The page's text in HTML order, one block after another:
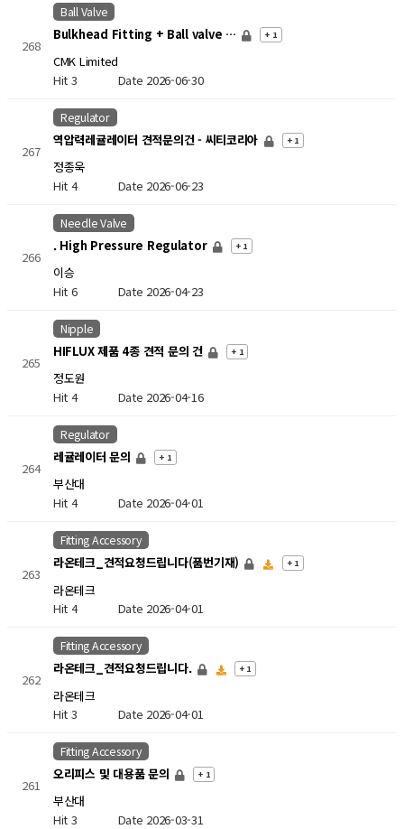
268
Ball Valve
Bulkhead Fitting + Ball valve … + 1
CMK Limited
Hit 3 Date 2026-06-30
267
Regulator
역압력레귤레이터 견적문의건 - 씨티코리아 + 1
정종욱
Hit 4 Date 2026-06-23
266
Needle Valve
. High Pressure Regulator + 1
이승
Hit 6 Date 2026-04-23
265
Nipple
HIFLUX 제품 4종 견적 문의 건 + 1
정도원
Hit 4 Date 2026-04-16
264
Regulator
레귤레이터 문의 + 1
부산대
Hit 4 Date 2026-04-01
263
Fitting Accessory
라온테크_견적요청드립니다(품번기재) + 1
라온테크
Hit 4 Date 2026-04-01
262
Fitting Accessory
라온테크_견적요청드립니다. + 1
라온테크
Hit 3 Date 2026-04-01
261
Fitting Accessory
오리피스 및 대용품 문의 + 1
부산대
Hit 3 Date 2026-03-31